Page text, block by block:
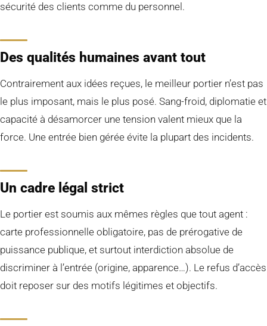
sécurité des clients comme du personnel.
Des qualités humaines avant tout
Contrairement aux idées reçues, le meilleur portier n’est pas
le plus imposant, mais le plus posé. Sang-froid, diplomatie et
capacité à désamorcer une tension valent mieux que la
force. Une entrée bien gérée évite la plupart des incidents.
Un cadre légal strict
Le portier est soumis aux mêmes règles que tout agent :
carte professionnelle obligatoire, pas de prérogative de
puissance publique, et surtout interdiction absolue de
discriminer à l’entrée (origine, apparence…). Le refus d’accès
doit reposer sur des motifs légitimes et objectifs.